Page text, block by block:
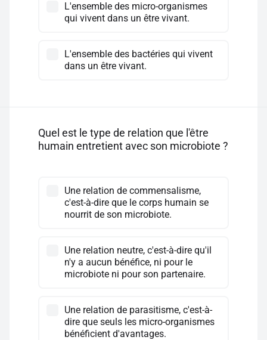
L'ensemble des micro-organismes
qui vivent dans un être vivant.
L'ensemble des bactéries qui vivent
dans un être vivant.
Quel est le type de relation que l'être
humain entretient avec son microbiote ?
Une relation de commensalisme,
c'est-à-dire que le corps humain se
nourrit de son microbiote.
Une relation neutre, c'est-à-dire qu'il
n'y a aucun bénéfice, ni pour le
microbiote ni pour son partenaire.
Une relation de parasitisme, c'est-à-
dire que seuls les micro-organismes
bénéficient d'avantages.